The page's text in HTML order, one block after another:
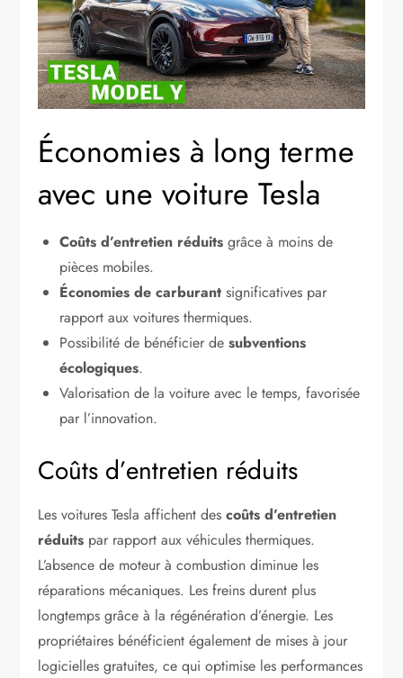
Économies à long terme
avec une voiture Tesla
Coûts d’entretien réduits grâce à moins de
pièces mobiles.
Économies de carburant significatives par
rapport aux voitures thermiques.
Possibilité de bénéficier desubventions
écologiques.
Valorisation de la voiture avec le temps, favorisée
par l’innovation.
Coûts d’entretien réduits
Les voitures Tesla affichent descoûts d’entretien
réduits par rapport aux véhicules thermiques.
L’absence de moteur à combustion diminue les
réparations mécaniques. Les freins durent plus
longtemps grâce à la régénération d’énergie. Les
propriétaires bénéficient également de mises à jour
logicielles gratuites, ce qui optimise les performances